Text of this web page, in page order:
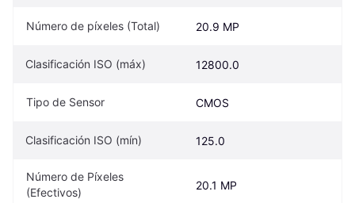
Número de píxeles (Total) 20.9 MP
Clasificación ISO (máx) 12800.0
Tipo de Sensor CMOS
Clasificación ISO (mín) 125.0
Número de Píxeles
(Efectivos)
20.1 MP